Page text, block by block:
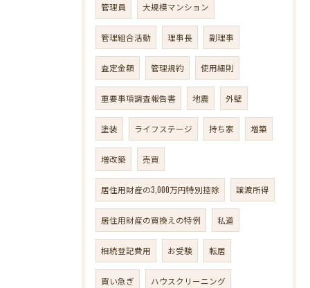
管理員 大規模マンション
管理組合活動 理事長 副理事
査定金額 管理規約 使用細則
重要事項調査報告書 地震 外壁
塗装 ライフステージ 持ち家 増築
増改築 売買
居住用財産の3,000万円特別控除 譲渡所得
居住用財産の買換えの特例 私道
相続登記費用 お受験 転居
買い急ぎ ハウスクリーニング